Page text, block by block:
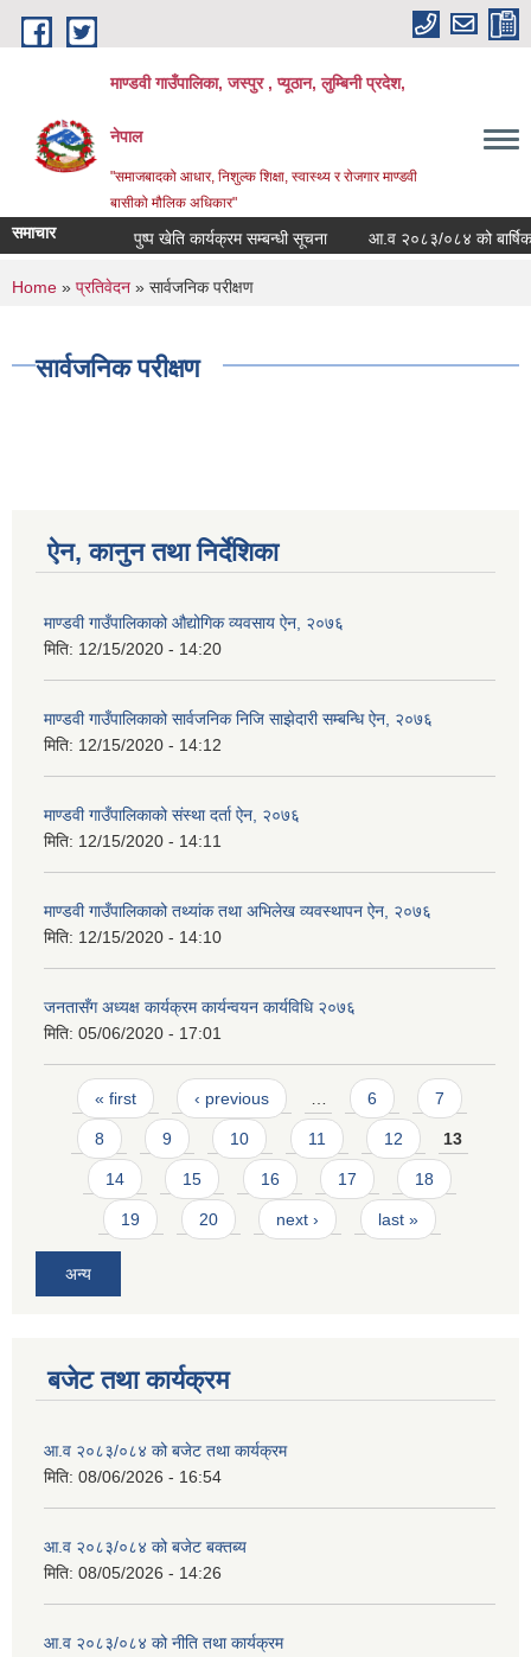
Skip to main content
माण्डवी गाउँपालिका, जस्पुर , प्यूठान, लुम्बिनी प्रदेश,
नेपाल
"समाजबादको आधार, निशुल्क शिक्षा, स्वास्थ्य र रोजगार माण्डवी
बासीको मौलिक अधिकार"
समाचार पुष्प खेति कार्यक्रम सम्बन्धी सूचना आ.व २०८३/०८४ को बार्षिक
You are here
Home » प्रतिवेदन » सार्वजनिक परीक्षण
सार्वजनिक परीक्षण
ऐन, कानुन तथा निर्देशिका
माण्डवी गाउँपालिकाको औद्योगिक व्यवसाय ऐन, २०७६
मिति: 12/15/2020 - 14:20
माण्डवी गाउँपालिकाको सार्वजनिक निजि साझेदारी सम्बन्धि ऐन, २०७६
मिति: 12/15/2020 - 14:12
माण्डवी गाउँपालिकाको संस्था दर्ता ऐन, २०७६
मिति: 12/15/2020 - 14:11
माण्डवी गाउँपालिकाको तथ्यांक तथा अभिलेख व्यवस्थापन ऐन, २०७६
मिति: 12/15/2020 - 14:10
जनतासँग अध्यक्ष कार्यक्रम कार्यन्वयन कार्यविधि २०७६
मिति: 05/06/2020 - 17:01
Pages
« first ‹ previous 6 7
8 9 10 11 12 13
14 15 16 17 18
19 20 next › last »
अन्य
बजेट तथा कार्यक्रम
आ.व २०८३/०८४ को बजेट तथा कार्यक्रम
मिति: 08/06/2026 - 16:54
आ.व २०८३/०८४ को बजेट बक्तब्य
मिति: 08/05/2026 - 14:26
आ.व २०८३/०८४ को नीति तथा कार्यक्रम